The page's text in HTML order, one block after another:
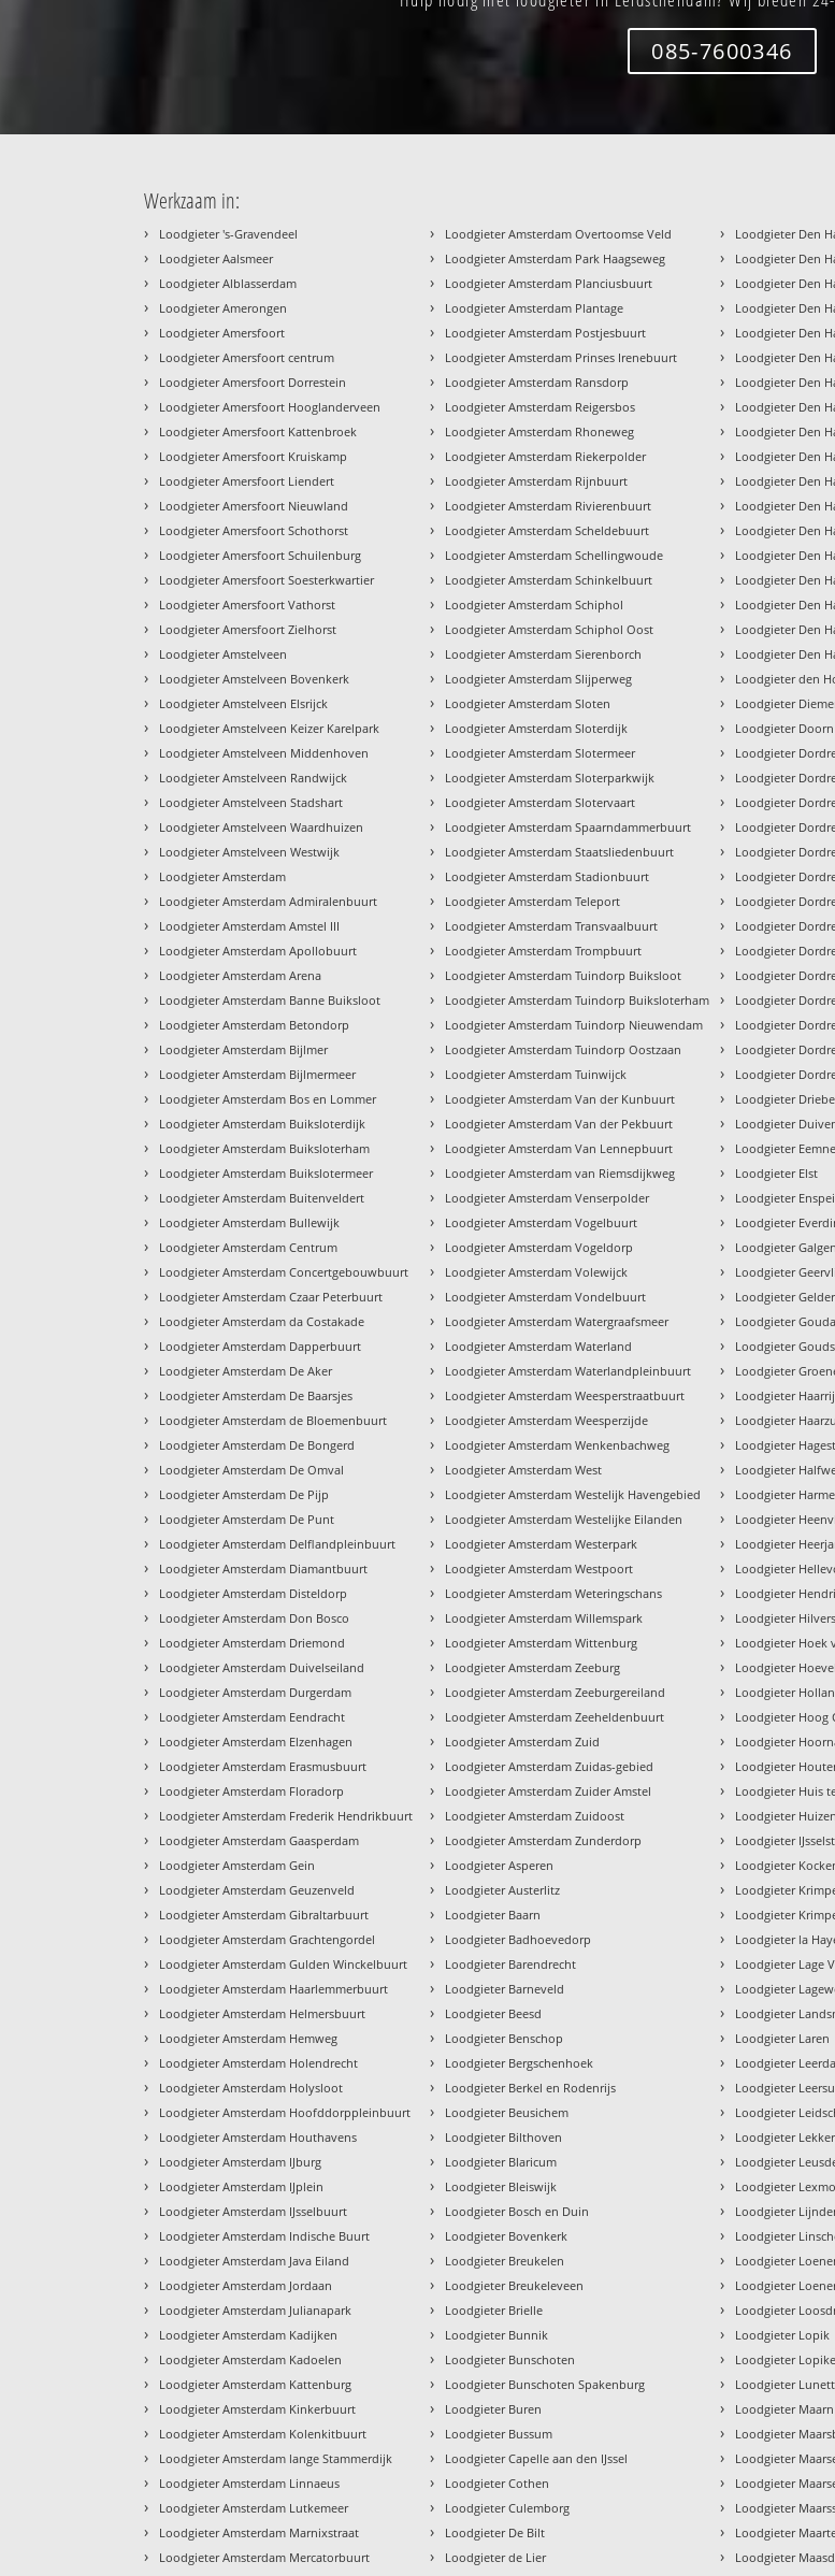
085-7600346
Werkzaam in:
› Loodgieter 's-Gravendeel
› Loodgieter Aalsmeer
› Loodgieter Alblasserdam
› Loodgieter Amerongen
› Loodgieter Amersfoort
› Loodgieter Amersfoort centrum
› Loodgieter Amersfoort Dorrestein
› Loodgieter Amersfoort Hooglanderveen
› Loodgieter Amersfoort Kattenbroek
› Loodgieter Amersfoort Kruiskamp
› Loodgieter Amersfoort Liendert
› Loodgieter Amersfoort Nieuwland
› Loodgieter Amersfoort Schothorst
› Loodgieter Amersfoort Schuilenburg
› Loodgieter Amersfoort Soesterkwartier
› Loodgieter Amersfoort Vathorst
› Loodgieter Amersfoort Zielhorst
› Loodgieter Amstelveen
› Loodgieter Amstelveen Bovenkerk
› Loodgieter Amstelveen Elsrijck
› Loodgieter Amstelveen Keizer Karelpark
› Loodgieter Amstelveen Middenhoven
› Loodgieter Amstelveen Randwijck
› Loodgieter Amstelveen Stadshart
› Loodgieter Amstelveen Waardhuizen
› Loodgieter Amstelveen Westwijk
› Loodgieter Amsterdam
› Loodgieter Amsterdam Admiralenbuurt
› Loodgieter Amsterdam Amstel III
› Loodgieter Amsterdam Apollobuurt
› Loodgieter Amsterdam Arena
› Loodgieter Amsterdam Banne Buiksloot
› Loodgieter Amsterdam Betondorp
› Loodgieter Amsterdam Bijlmer
› Loodgieter Amsterdam Bijlmermeer
› Loodgieter Amsterdam Bos en Lommer
› Loodgieter Amsterdam Buiksloterdijk
› Loodgieter Amsterdam Buiksloterham
› Loodgieter Amsterdam Buikslotermeer
› Loodgieter Amsterdam Buitenveldert
› Loodgieter Amsterdam Bullewijk
› Loodgieter Amsterdam Centrum
› Loodgieter Amsterdam Concertgebouwbuurt
› Loodgieter Amsterdam Czaar Peterbuurt
› Loodgieter Amsterdam da Costakade
› Loodgieter Amsterdam Dapperbuurt
› Loodgieter Amsterdam De Aker
› Loodgieter Amsterdam De Baarsjes
› Loodgieter Amsterdam de Bloemenbuurt
› Loodgieter Amsterdam De Bongerd
› Loodgieter Amsterdam De Omval
› Loodgieter Amsterdam De Pijp
› Loodgieter Amsterdam De Punt
› Loodgieter Amsterdam Delflandpleinbuurt
› Loodgieter Amsterdam Diamantbuurt
› Loodgieter Amsterdam Disteldorp
› Loodgieter Amsterdam Don Bosco
› Loodgieter Amsterdam Driemond
› Loodgieter Amsterdam Duivelseiland
› Loodgieter Amsterdam Durgerdam
› Loodgieter Amsterdam Eendracht
› Loodgieter Amsterdam Elzenhagen
› Loodgieter Amsterdam Erasmusbuurt
› Loodgieter Amsterdam Floradorp
› Loodgieter Amsterdam Frederik Hendrikbuurt
› Loodgieter Amsterdam Gaasperdam
› Loodgieter Amsterdam Gein
› Loodgieter Amsterdam Geuzenveld
› Loodgieter Amsterdam Gibraltarbuurt
› Loodgieter Amsterdam Grachtengordel
› Loodgieter Amsterdam Gulden Winckelbuurt
› Loodgieter Amsterdam Haarlemmerbuurt
› Loodgieter Amsterdam Helmersbuurt
› Loodgieter Amsterdam Hemweg
› Loodgieter Amsterdam Holendrecht
› Loodgieter Amsterdam Holysloot
› Loodgieter Amsterdam Hoofddorppleinbuurt
› Loodgieter Amsterdam Houthavens
› Loodgieter Amsterdam IJburg
› Loodgieter Amsterdam IJplein
› Loodgieter Amsterdam IJsselbuurt
› Loodgieter Amsterdam Indische Buurt
› Loodgieter Amsterdam Java Eiland
› Loodgieter Amsterdam Jordaan
› Loodgieter Amsterdam Julianapark
› Loodgieter Amsterdam Kadijken
› Loodgieter Amsterdam Kadoelen
› Loodgieter Amsterdam Kattenburg
› Loodgieter Amsterdam Kinkerbuurt
› Loodgieter Amsterdam Kolenkitbuurt
› Loodgieter Amsterdam lange Stammerdijk
› Loodgieter Amsterdam Linnaeus
› Loodgieter Amsterdam Lutkemeer
› Loodgieter Amsterdam Marnixstraat
› Loodgieter Amsterdam Mercatorbuurt
› Loodgieter Amsterdam Overtoomse Veld
› Loodgieter Amsterdam Park Haagseweg
› Loodgieter Amsterdam Planciusbuurt
› Loodgieter Amsterdam Plantage
› Loodgieter Amsterdam Postjesbuurt
› Loodgieter Amsterdam Prinses Irenebuurt
› Loodgieter Amsterdam Ransdorp
› Loodgieter Amsterdam Reigersbos
› Loodgieter Amsterdam Rhoneweg
› Loodgieter Amsterdam Riekerpolder
› Loodgieter Amsterdam Rijnbuurt
› Loodgieter Amsterdam Rivierenbuurt
› Loodgieter Amsterdam Scheldebuurt
› Loodgieter Amsterdam Schellingwoude
› Loodgieter Amsterdam Schinkelbuurt
› Loodgieter Amsterdam Schiphol
› Loodgieter Amsterdam Schiphol Oost
› Loodgieter Amsterdam Sierenborch
› Loodgieter Amsterdam Slijperweg
› Loodgieter Amsterdam Sloten
› Loodgieter Amsterdam Sloterdijk
› Loodgieter Amsterdam Slotermeer
› Loodgieter Amsterdam Sloterparkwijk
› Loodgieter Amsterdam Slotervaart
› Loodgieter Amsterdam Spaarndammerbuurt
› Loodgieter Amsterdam Staatsliedenbuurt
› Loodgieter Amsterdam Stadionbuurt
› Loodgieter Amsterdam Teleport
› Loodgieter Amsterdam Transvaalbuurt
› Loodgieter Amsterdam Trompbuurt
› Loodgieter Amsterdam Tuindorp Buiksloot
› Loodgieter Amsterdam Tuindorp Buiksloterham
› Loodgieter Amsterdam Tuindorp Nieuwendam
› Loodgieter Amsterdam Tuindorp Oostzaan
› Loodgieter Amsterdam Tuinwijck
› Loodgieter Amsterdam Van der Kunbuurt
› Loodgieter Amsterdam Van der Pekbuurt
› Loodgieter Amsterdam Van Lennepbuurt
› Loodgieter Amsterdam van Riemsdijkweg
› Loodgieter Amsterdam Venserpolder
› Loodgieter Amsterdam Vogelbuurt
› Loodgieter Amsterdam Vogeldorp
› Loodgieter Amsterdam Volewijck
› Loodgieter Amsterdam Vondelbuurt
› Loodgieter Amsterdam Watergraafsmeer
› Loodgieter Amsterdam Waterland
› Loodgieter Amsterdam Waterlandpleinbuurt
› Loodgieter Amsterdam Weesperstraatbuurt
› Loodgieter Amsterdam Weesperzijde
› Loodgieter Amsterdam Wenkenbachweg
› Loodgieter Amsterdam West
› Loodgieter Amsterdam Westelijk Havengebied
› Loodgieter Amsterdam Westelijke Eilanden
› Loodgieter Amsterdam Westerpark
› Loodgieter Amsterdam Westpoort
› Loodgieter Amsterdam Weteringschans
› Loodgieter Amsterdam Willemspark
› Loodgieter Amsterdam Wittenburg
› Loodgieter Amsterdam Zeeburg
› Loodgieter Amsterdam Zeeburgereiland
› Loodgieter Amsterdam Zeeheldenbuurt
› Loodgieter Amsterdam Zuid
› Loodgieter Amsterdam Zuidas-gebied
› Loodgieter Amsterdam Zuider Amstel
› Loodgieter Amsterdam Zuidoost
› Loodgieter Amsterdam Zunderdorp
› Loodgieter Asperen
› Loodgieter Austerlitz
› Loodgieter Baarn
› Loodgieter Badhoevedorp
› Loodgieter Barendrecht
› Loodgieter Barneveld
› Loodgieter Beesd
› Loodgieter Benschop
› Loodgieter Bergschenhoek
› Loodgieter Berkel en Rodenrijs
› Loodgieter Beusichem
› Loodgieter Bilthoven
› Loodgieter Blaricum
› Loodgieter Bleiswijk
› Loodgieter Bosch en Duin
› Loodgieter Bovenkerk
› Loodgieter Breukelen
› Loodgieter Breukeleveen
› Loodgieter Brielle
› Loodgieter Bunnik
› Loodgieter Bunschoten
› Loodgieter Bunschoten Spakenburg
› Loodgieter Buren
› Loodgieter Bussum
› Loodgieter Capelle aan den IJssel
› Loodgieter Cothen
› Loodgieter Culemborg
› Loodgieter De Bilt
› Loodgieter de Lier
› Loodgieter Den
› Loodgieter Den
› Loodgieter Den
› Loodgieter Den
› Loodgieter Den
› Loodgieter Den
› Loodgieter Den
› Loodgieter Den
› Loodgieter Den
› Loodgieter Den
› Loodgieter Den
› Loodgieter Den
› Loodgieter Den
› Loodgieter Den
› Loodgieter Den
› Loodgieter Den
› Loodgieter Den
› Loodgieter Den
› Loodgieter den
› Loodgieter
› Loodgieter Doorn
› Loodgieter
› Loodgieter
› Loodgieter
› Loodgieter
› Loodgieter
› Loodgieter
› Loodgieter
› Loodgieter
› Loodgieter
› Loodgieter
› Loodgieter
› Loodgieter
› Loodgieter
› Loodgieter
› Loodgieter
› Loodgieter
› Loodgieter
› Loodgieter Elst
› Loodgieter
› Loodgieter
› Loodgieter
› Loodgieter
› Loodgieter
› Loodgieter Gouda
› Loodgieter
› Loodgieter
› Loodgieter
› Loodgieter
› Loodgieter
› Loodgieter
› Loodgieter
› Loodgieter
› Loodgieter
› Loodgieter
› Loodgieter
› Loodgieter
› Loodgieter Hoek
› Loodgieter
› Loodgieter
› Loodgieter Hoog
› Loodgieter
› Loodgieter
› Loodgieter Huis
› Loodgieter Huizen
› Loodgieter
› Loodgieter
› Loodgieter
› Loodgieter
› Loodgieter la
› Loodgieter Lage
› Loodgieter
› Loodgieter
› Loodgieter Laren
› Loodgieter
› Loodgieter
› Loodgieter
› Loodgieter
› Loodgieter
› Loodgieter
› Loodgieter
› Loodgieter
› Loodgieter
› Loodgieter
› Loodgieter
› Loodgieter Lopik
› Loodgieter
› Loodgieter
› Loodgieter Maarn
› Loodgieter
› Loodgieter
› Loodgieter
› Loodgieter
› Loodgieter
› Loodgieter